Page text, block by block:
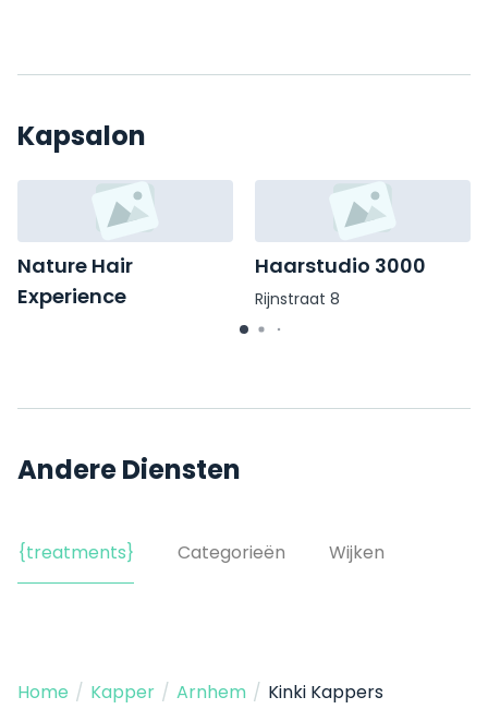
Kapsalon
Nature Hair
Experience
Haarstudio 3000
Rijnstraat 8
Andere Diensten
{treatments} Categorieën Wijken
Home / Kapper / Arnhem / Kinki Kappers